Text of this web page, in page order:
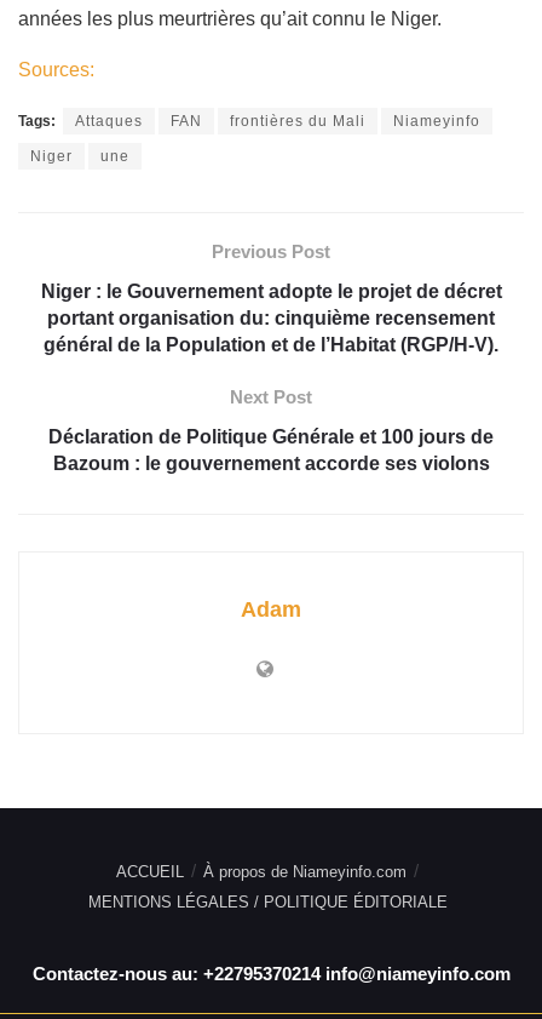
années les plus meurtrières qu’ait connu le Niger.
Sources:
Tags: Attaques FAN frontières du Mali Niameyinfo
Niger une
Previous Post
Niger : le Gouvernement adopte le projet de décret
portant organisation du: cinquième recensement
général de la Population et de l’Habitat (RGP/H-V).
Next Post
Déclaration de Politique Générale et 100 jours de
Bazoum : le gouvernement accorde ses violons
Adam
ACCUEIL
À propos de Niameyinfo.com
MENTIONS LÉGALES / POLITIQUE ÉDITORIALE
Contactez-nous au: +22795370214 info@niameyinfo.com